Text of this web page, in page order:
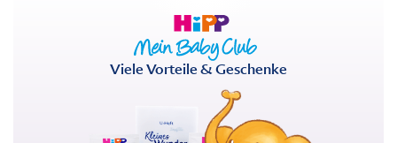
Viele Vorteile & Geschenke